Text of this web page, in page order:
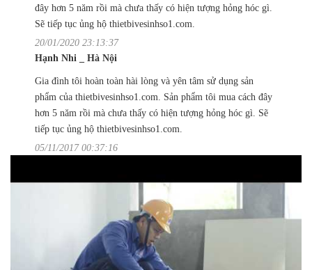
đây hơn 5 năm rồi mà chưa thấy có hiện tượng hỏng hóc gì.
Sẽ tiếp tục ủng hộ thietbivesinhso1.com.
20/01/2020 23:13:37
Hạnh Nhi _ Hà Nội
Gia đình tôi hoàn toàn hài lòng và yên tâm sử dụng sản
phẩm của thietbivesinhso1.com. Sản phẩm tôi mua cách đây
hơn 5 năm rồi mà chưa thấy có hiện tượng hỏng hóc gì. Sẽ
tiếp tục ủng hộ thietbivesinhso1.com.
05/11/2017 00:37:16